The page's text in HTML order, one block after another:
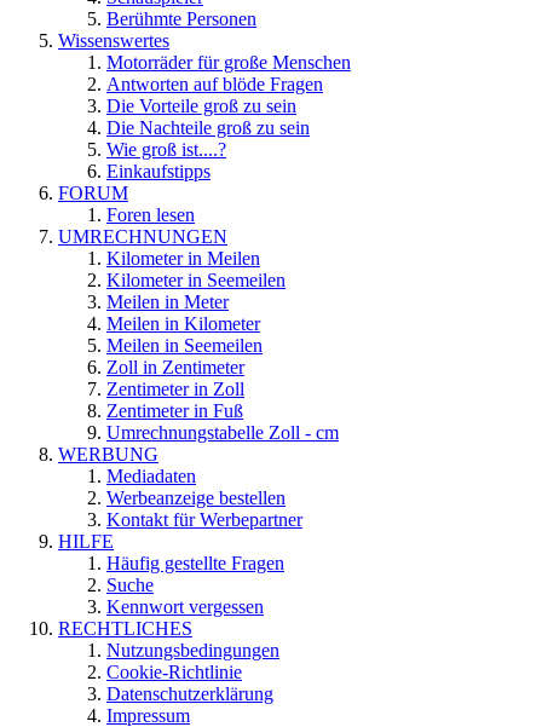
Berühmte Personen
Wissenswertes
Motorräder für große Menschen
Antworten auf blöde Fragen
Die Vorteile groß zu sein
Die Nachteile groß zu sein
Wie groß ist....?
Einkaufstipps
FORUM
Foren lesen
UMRECHNUNGEN
Kilometer in Meilen
Kilometer in Seemeilen
Meilen in Meter
Meilen in Kilometer
Meilen in Seemeilen
Zoll in Zentimeter
Zentimeter in Zoll
Zentimeter in Fuß
Umrechnungstabelle Zoll - cm
WERBUNG
Mediadaten
Werbeanzeige bestellen
Kontakt für Werbepartner
HILFE
Häufig gestellte Fragen
Suche
Kennwort vergessen
RECHTLICHES
Nutzungsbedingungen
Cookie-Richtlinie
Datenschutzerklärung
Impressum